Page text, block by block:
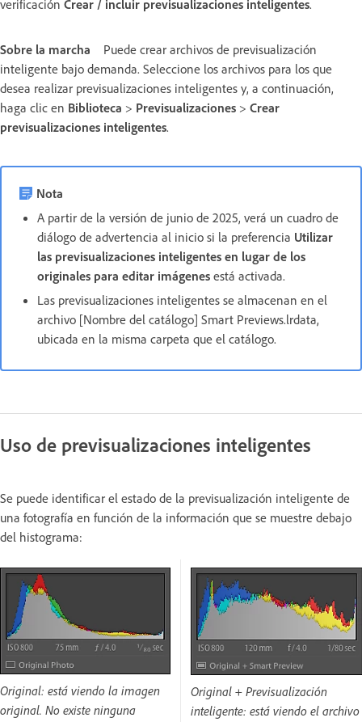
verificación Crear / incluir previsualizaciones inteligentes.
Sobre la marcha
Puede crear archivos de previsualización
inteligente bajo demanda. Seleccione los archivos para los que
desea realizar previsualizaciones inteligentes y, a continuación,
haga clic en Biblioteca > Previsualizaciones > Crear
previsualizaciones inteligentes.
Nota
A partir de la versión de junio de 2025, verá un cuadro de
diálogo de advertencia al inicio si la preferencia Utilizar
las previsualizaciones inteligentes en lugar de los
originales para editar imágenes está activada.
Las previsualizaciones inteligentes se almacenan en el
archivo [Nombre del catálogo] Smart Previews.lrdata,
ubicada en la misma carpeta que el catálogo.
Uso de previsualizaciones inteligentes
Se puede identificar el estado de la previsualización inteligente de
una fotografía en función de la información que se muestre debajo
del histograma:
Original: está viendo la imagen
original. No existe ninguna
Original + Previsualización
inteligente: está viendo el archivo